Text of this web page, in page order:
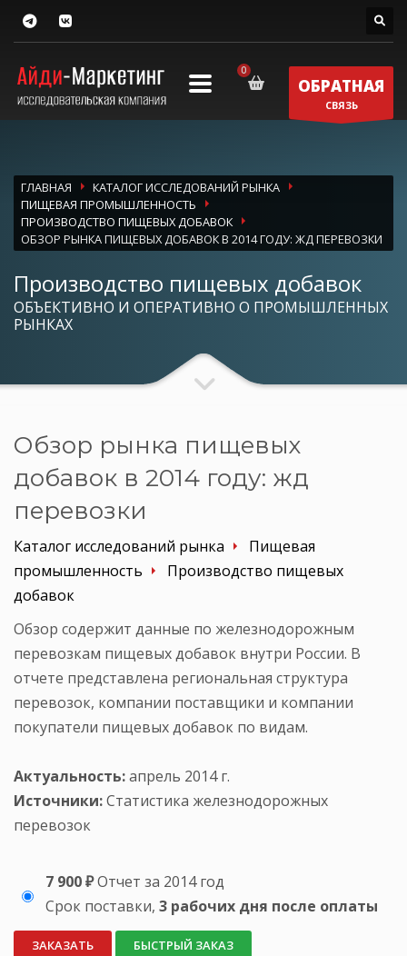
ОБРАТНАЯ
СВЯЗЬ
ГЛАВНАЯ
КАТАЛОГ ИССЛЕДОВАНИЙ РЫНКА
ПИЩЕВАЯ ПРОМЫШЛЕННОСТЬ
ПРОИЗВОДСТВО ПИЩЕВЫХ ДОБАВОК
ОБЗОР РЫНКА ПИЩЕВЫХ ДОБАВОК В 2014 ГОДУ: ЖД ПЕРЕВОЗКИ
Производство пищевых добавок
ОБЪЕКТИВНО И ОПЕРАТИВНО О ПРОМЫШЛЕННЫХ
РЫНКАХ
Обзор рынка пищевых
добавок в 2014 году: жд
перевозки
Каталог исследований рынка
Пищевая
промышленность
Производство пищевых
добавок
Обзор содержит данные по железнодорожным
перевозкам пищевых добавок внутри России. В
отчете представлена региональная структура
перевозок, компании поставщики и компании
покупатели пищевых добавок по видам.
Актуальность:апрель 2014 г.
Источники:Статистика железнодорожных
перевозок
7 900 ₽Отчет за 2014 год
Срок поставки, 3 рабочих дня после оплаты
ЗАКАЗАТЬ БЫСТРЫЙ ЗАКАЗ